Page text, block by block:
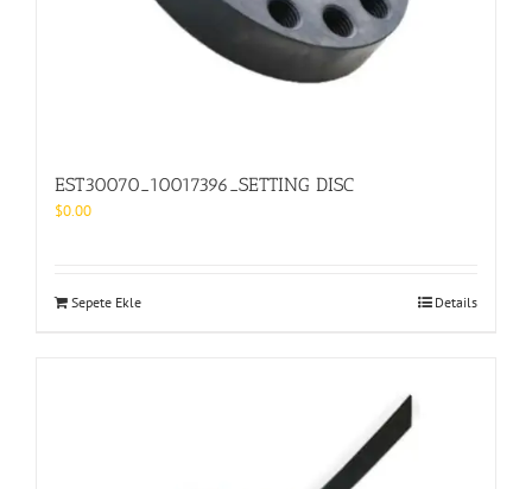
EST30070_10017396_SETTING DISC
$0.00
Sepete Ekle Details